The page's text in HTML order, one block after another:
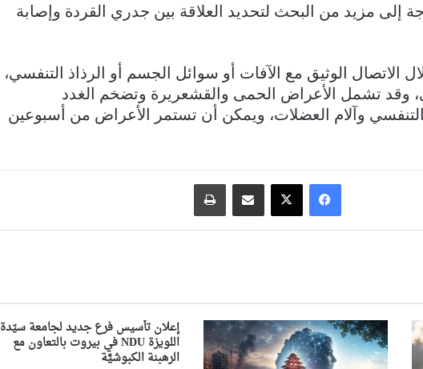
إلى مزيد من البحث لتحديد العلاقة بين جدري القردة وإصابة
الاتصال الوثيق مع الآفات أو سوائل الجسم أو الرذاذ التنفسي،
وقد تشمل الأعراض الحمى والقشعريرة وتضخم الغدد
التنفسي وآلام العضلات، ويمكن أن تستمر الأعراض من أسبوعين
فيسبوك ‫X مشاركة عبر البريد طباعة
إعلان تأسيس فرع جديد لجامعة سيّدة
اللويزة NDU في بيروت بالتعاون مع
الرهبنة الكبوشيَّة